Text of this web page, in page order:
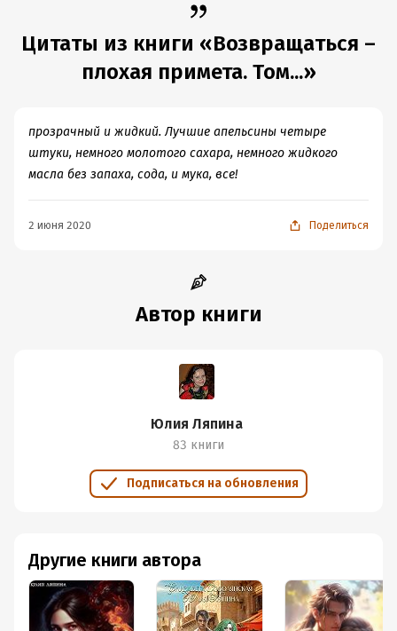
Цитаты из книги «Возвращаться –
плохая примета. Том...»
прозрачный и жидкий. Лучшие апельсины четыре
штуки, немного молотого сахара, немного жидкого
масла без запаха, сода, и мука, все!
2 июня 2020 Поделиться
Автор книги
Юлия Ляпина
83 книги
Подписаться на обновления
Другие книги автора